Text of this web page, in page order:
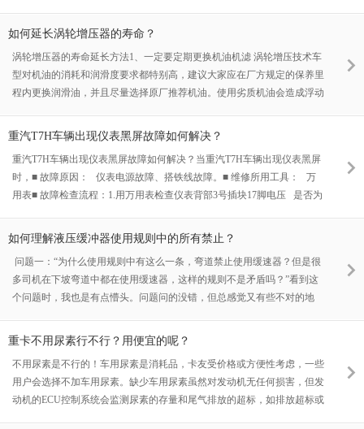
即得到相···
如何延长涡轮增压器的寿命？
涡轮增压器的寿命延长方法1、一定要定期更换机油机滤 涡轮增压技术车
型对机油的消耗和润滑度要求都特别高，建议大家应在厂方规定的保养里
程内更换润滑油，并且尽量选择原厂推荐机油。使用劣质机油会造成浮动
···
重汽T7H车辆出现仪表黑屏故障如何解决？
重汽T7H车辆出现仪表黑屏故障如何解决？当重汽T7H车辆出现仪表黑屏
时，■ 故障原因： 仪表电源故障、搭铁线故障。■ 维修所用工具： 万
用表■ 故障检查流程：1.用万用表检查仪表背部3号插块17脚电压 是否为
如何理解液压缓冲器使用规则中的所有禁止？
问题一：“为什么使用规则中有这么一条，弯道禁止使用缓速器？但是很
多司机在下坡弯道中都在使用缓速器，这样的规则不是矛盾吗？”看到这
个问题时，我也是有点懵头。问题问的没错，但总感觉又有些不对的地
···
重卡不用尿素行不行？用便宜的呢？
不用尿素是不行的！车用尿素是消耗品，卡友受价格或方便性考虑，一些
用户会选择不加车用尿素。缺少车用尿素虽然对发动机无任何损害，但发
动机的ECU控制系统会监测尿素的存量和尾气排放的超标，如排放超标或